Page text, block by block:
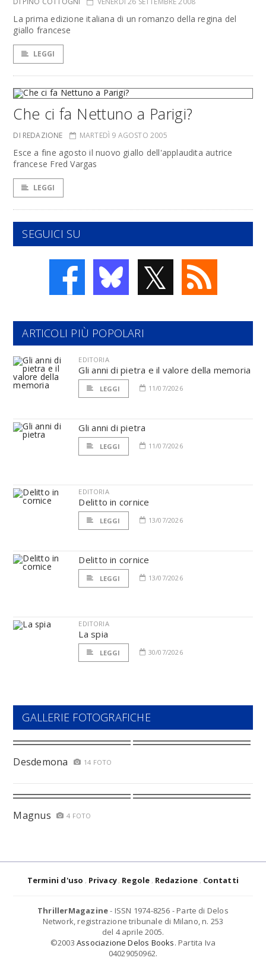
La prima edizione italiana di un romanzo della regina del
giallo francese
LEGGI
Che ci fa Nettuno a Parigi?
DI REDAZIONE MARTEDÌ 9 AGOSTO 2005
Esce a fine agosto il nuovo giallo dell'applaudita autrice
francese Fred Vargas
LEGGI
SEGUICI SU
𝕏
ARTICOLI PIÙ POPOLARI
EDITORIA
Gli anni di pietra e il valore della memoria
LEGGI 11/07/2026
Gli anni di pietra
LEGGI 11/07/2026
EDITORIA
Delitto in cornice
LEGGI 13/07/2026
Delitto in cornice
LEGGI 13/07/2026
EDITORIA
La spia
LEGGI 30/07/2026
GALLERIE FOTOGRAFICHE
Desdemona 14 FOTO
Magnus 4 FOTO
Termini d'uso Privacy Regole Redazione Contatti
ThrillerMagazine- ISSN 1974-8256 - Parte di Delos
Network, registrazione tribunale di Milano, n. 253
del 4 aprile 2005.
©2003 Associazione Delos Books. Partita Iva
04029050962.